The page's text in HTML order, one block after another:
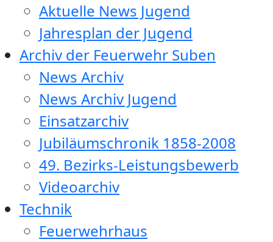
Aktuelle News Jugend
Jahresplan der Jugend
Archiv der Feuerwehr Suben
News Archiv
News Archiv Jugend
Einsatzarchiv
Jubiläumschronik 1858-2008
49. Bezirks-Leistungsbewerb
Videoarchiv
Technik
Feuerwehrhaus